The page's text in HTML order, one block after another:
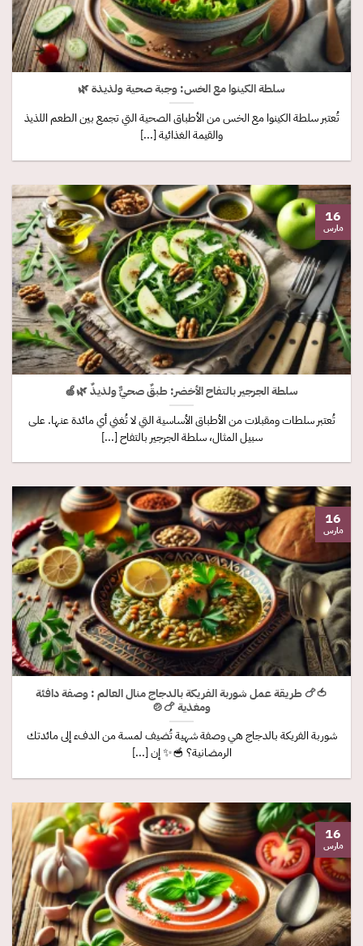
سلطة الكينوا مع الخس: وجبة صحية ولذيذة 🌿
تُعتبر سلطة الكينوا مع الخس من الأطباق الصحية التي تجمع بين الطعم اللذيذ
والقيمة الغذائية [...]
سلطة الجرجير بالتفاح الأخضر: طبقٌ صحيٌّ ولذيذٌ 🌿🍏
تُعتبر سلطات ومقبلات من الأطباق الأساسية التي لا تُغني أي مائدة عنها. على
سبيل المثال، سلطة الجرجير بالتفاح [...]
16
مارس
🍅🍗 طريقة عمل شوربة الفريكة بالدجاج منال العالم : وصفة دافئة
ومغذية 🍗🍲
شوربة الفريكة بالدجاج هي وصفة شهية تُضيف لمسة من الدفء إلى مائدتك
الرمضانية؟ 🥣✨ إن [...]
16
مارس
16
مارس